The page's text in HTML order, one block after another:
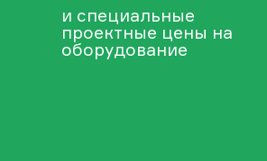
и специальные
проектные цены на
оборудование